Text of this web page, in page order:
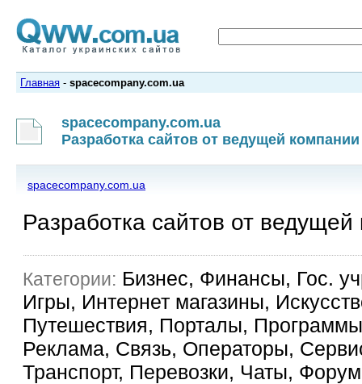
Главная - spacecompany.com.ua
spacecompany.com.ua
Разработка сайтов от ведущей компании
spacecompany.com.ua
Разработка сайтов от
Категории: Бизнес, Финансы, Гос.
Игры, Интернет магазины,
Путешествия, Порталы,
Реклама, Связь, Операторы,
Транспорт, Перевозки, Чаты,